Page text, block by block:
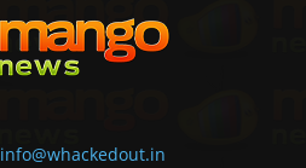
info@whackedout.in